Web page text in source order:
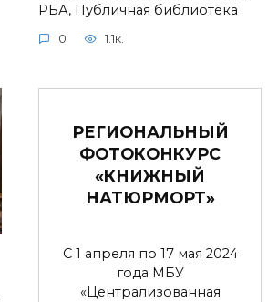
РБА, Публичная библиотека
0 1.1к.
РЕГИОНАЛЬНЫЙ
ФОТОКОНКУРС
«КНИЖНЫЙ
НАТЮРМОРТ»
С 1 апреля по 17 мая 2024
года МБУ
«Централизованная